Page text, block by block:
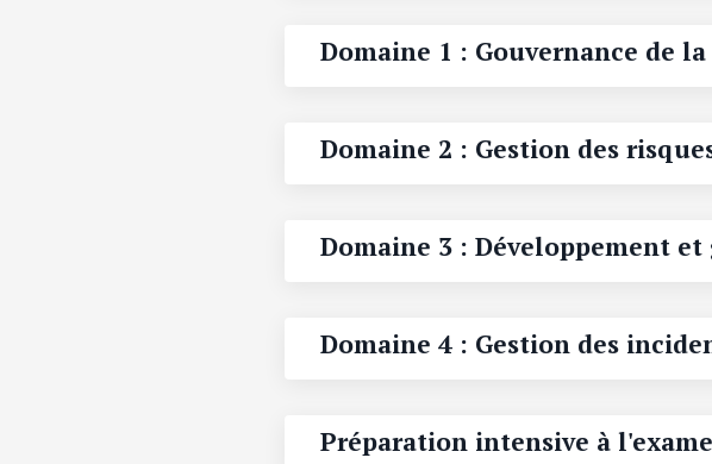
Domaine 1 : Gouvernance de
Domaine 2 : Gestion des
Domaine 3 : Développement
Domaine 4 : Gestion des
Préparation intensive à